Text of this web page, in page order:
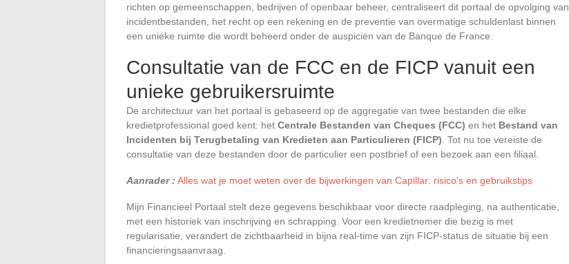
richten op gemeenschappen, bedrijven of openbaar beheer, centraliseert dit portaal de opvolging van
incidentbestanden, het recht op een rekening en de preventie van overmatige schuldenlast binnen
een unieke ruimte die wordt beheerd onder de auspiciën van de Banque de France.
Consultatie van de FCC en de FICP vanuit een
unieke gebruikersruimte
De architectuur van het portaal is gebaseerd op de aggregatie van twee bestanden die elke
kredietprofessional goed kent: het Centrale Bestanden van Cheques (FCC) en het Bestand van
Incidenten bij Terugbetaling van Kredieten aan Particulieren (FICP) . Tot nu toe vereiste de
consultatie van deze bestanden door de particulier een postbrief of een bezoek aan een filiaal.
Aanrader : Alles wat je moet weten over de bijwerkingen van Capillar: risico's en gebruikstips
Mijn Financieel Portaal stelt deze gegevens beschikbaar voor directe raadpleging, na authenticatie,
met een historiek van inschrijving en schrapping. Voor een kredietnemer die bezig is met
regularisatie, verandert de zichtbaarheid in bijna real-time van zijn FICP-status de situatie bij een
financieringsaanvraag.